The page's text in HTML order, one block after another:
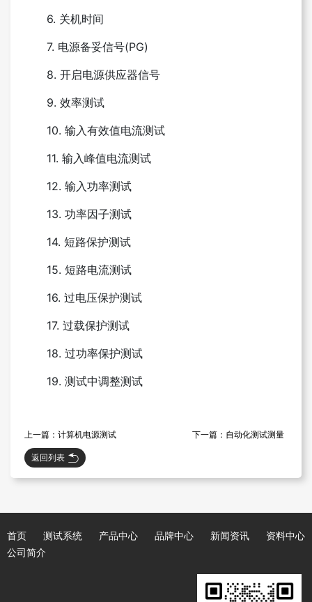
6. 关机时间
7. 电源备妥信号(PG)
8. 开启电源供应器信号
9. 效率测试
10. 输入有效值电流测试
11. 输入峰值电流测试
12. 输入功率测试
13. 功率因子测试
14. 短路保护测试
15. 短路电流测试
16. 过电压保护测试
17. 过载保护测试
18. 过功率保护测试
19. 测试中调整测试
上一篇：计算机电源测试 下一篇：自动化测试测量
返回列表
首页 测试系统 产品中心 品牌中心 新闻资讯
资料中心
公司简介